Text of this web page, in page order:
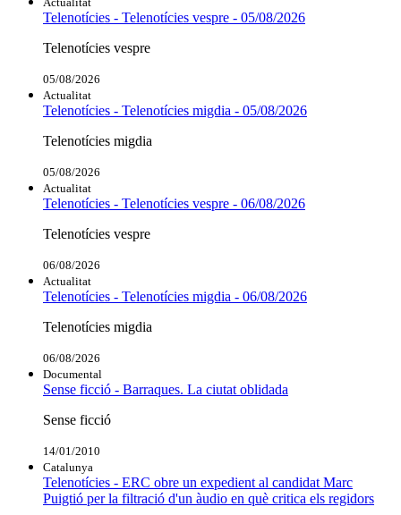
Telenotícies - Telenotícies vespre - 05/08/2026
Telenotícies vespre
05/08/2026
Actualitat
Telenotícies - Telenotícies migdia - 05/08/2026
Telenotícies migdia
05/08/2026
Actualitat
Telenotícies - Telenotícies vespre - 06/08/2026
Telenotícies vespre
06/08/2026
Actualitat
Telenotícies - Telenotícies migdia - 06/08/2026
Telenotícies migdia
06/08/2026
Documental
Sense ficció - Barraques. La ciutat oblidada
Sense ficció
14/01/2010
Catalunya
Telenotícies - ERC obre un expedient al candidat Marc
Puigtió per la filtració d'un àudio en què critica els regidors